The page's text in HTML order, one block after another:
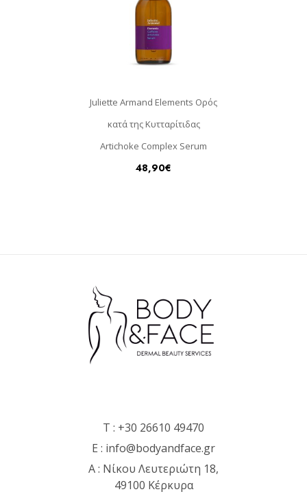
Juliette Armand Elements Ορός
κατά της Κυτταρίτιδας
Artichoke Complex Serum
48,90€
T : +30 26610 49470
E : info@bodyandface.gr
Α : Νίκου Λευτεριώτη 18,
49100 Κέρκυρα